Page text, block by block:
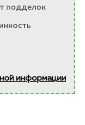
подделок
информации